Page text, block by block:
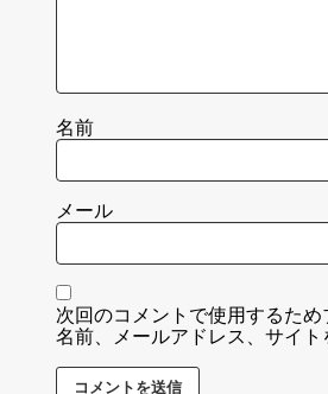
名前
メール
次回のコメントで使用するた
名前、メールアドレス、サイト